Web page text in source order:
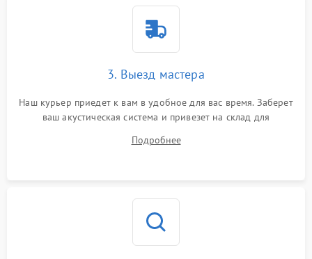
3. Выезд мастера
Наш курьер приедет к вам в удобное для вас время. Заберет
ваш акустическая система и привезет на склад для
Подробнее